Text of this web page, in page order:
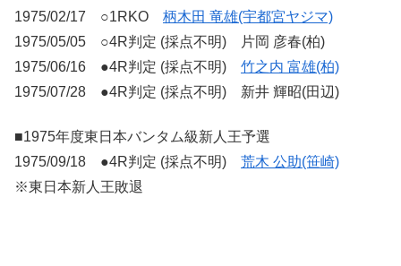
1975/02/17 ○1RKO 柄木田 竜雄(宇都宮ヤジマ)
1975/05/05 ○4R判定 (採点不明) 片岡 彦春(柏)
1975/06/16 ●4R判定 (採点不明) 竹之内 富雄(柏)
1975/07/28 ●4R判定 (採点不明) 新井 輝昭(田辺)
■1975年度東日本バンタム級新人王予選
1975/09/18 ●4R判定 (採点不明) 荒木 公助(笹崎)
※東日本新人王敗退